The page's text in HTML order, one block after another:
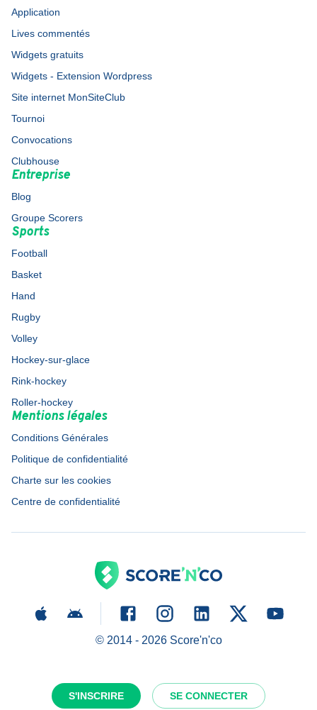
S'INSCRIRE SE CONNECTER
Application
Lives commentés
Widgets gratuits
Widgets - Extension Wordpress
Site internet MonSiteClub
Tournoi
Convocations
Clubhouse
Entreprise
Blog
Groupe Scorers
Sports
Football
Basket
Hand
Rugby
Volley
Hockey-sur-glace
Rink-hockey
Roller-hockey
Mentions légales
Conditions Générales
Politique de confidentialité
Charte sur les cookies
Centre de confidentialité
© 2014 - 2026Score'n'co